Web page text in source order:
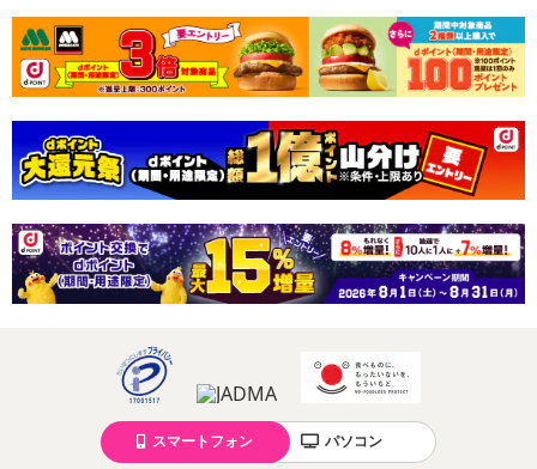
休業日
■その他共通および商品カテゴリー別注意事項（※必ずご確認くだ
さい）
スマートフォン パソコン